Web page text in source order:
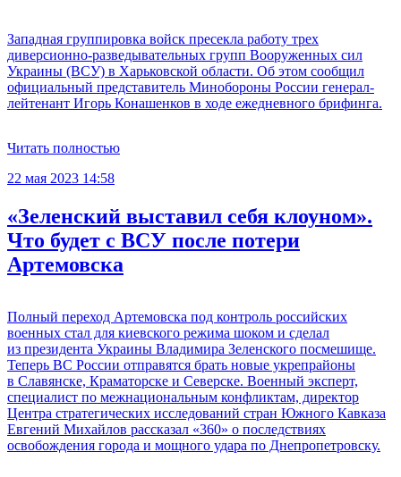
Западная группировка войск пресекла работу трех
диверсионно-разведывательных групп Вооруженных сил
Украины (ВСУ) в Харьковской области. Об этом сообщил
официальный представитель Минобороны России генерал-
лейтенант Игорь Конашенков в ходе ежедневного брифинга.
Читать полностью
22 мая 2023 14:58
«Зеленский выставил себя клоуном».
Что будет с ВСУ после потери
Артемовска
Полный переход Артемовска под контроль российских
военных стал для киевского режима шоком и сделал
из президента Украины Владимира Зеленского посмешище.
Теперь ВС России отправятся брать новые укрепрайоны
в Славянске, Краматорске и Северске. Военный эксперт,
специалист по межнациональным конфликтам, директор
Центра стратегических исследований стран Южного Кавказа
Евгений Михайлов рассказал «360» о последствиях
освобождения города и мощного удара по Днепропетровску.